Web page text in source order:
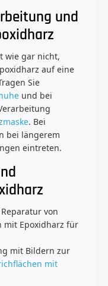
und
wie gar nicht,
auf eine
Sie
und bei
. Bei
bei längerem
eintreten.
von
mit Epoxidharz für
mit Bildern zur
mit